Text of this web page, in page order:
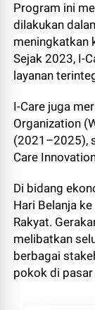
Program ini
dilakukan
meningkatkan
Sejak 2023, I-
layanan
I-Care juga
Organization
(2021–2025),
Care
Di bidang
Hari Belanja
Rakyat.
melibatkan
berbagai
pokok di